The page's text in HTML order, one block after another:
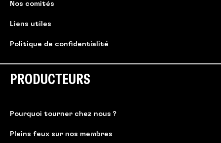
Nos comités
Liens utiles
Politique de confidentialité
PRODUCTEURS
Pourquoi tourner chez nous ?
Pleins feux sur nos membres